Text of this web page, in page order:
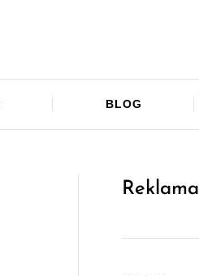
BLOG
Reklama